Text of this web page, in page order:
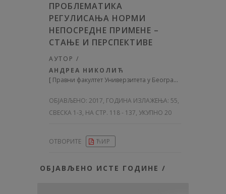
ПРОБЛЕМАТИКА
РЕГУЛИСАЊА НОРМИ
НЕПОСРЕДНЕ ПРИМЕНЕ –
СТАЊЕ И ПЕРСПЕКТИВЕ
АУТОР /
АНДРЕА НИКОЛИЋ
[ Правни факултет Универзитета у Београду
ОБЈАВЉЕНО: 2017, ГОДИНА ИЗЛАЖЕЊА: 55,
СВЕСКА 1-3, НА СТР. 118 - 137, УКУПНО 20
ОТВОРИТЕ ЋИР
ОБЈАВЉЕНО ИСТЕ ГОДИНЕ /